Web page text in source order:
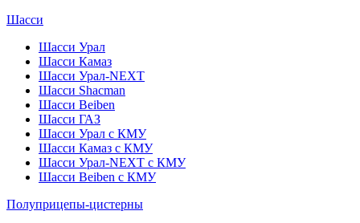
Шасси
Шасси Урал
Шасси Камаз
Шасси Урал-NEXT
Шасси Shacman
Шасси Beiben
Шасси ГАЗ
Шасси Урал с КМУ
Шасси Камаз с КМУ
Шасси Урал-NEXT с КМУ
Шасси Beiben с КМУ
Полуприцепы-цистерны